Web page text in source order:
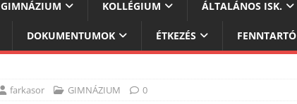
GIMNÁZIUM KOLLÉGIUM ÁLTALÁNOS ISK.
DOKUMENTUMOK ÉTKEZÉS FENNTARTÓ
farkasor GIMNÁZIUM 0